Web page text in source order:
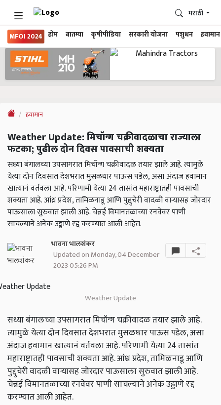
MFOI 2024 होम बातम्या कृषीपीडिया सरकारी योजना पशुधन हवामान
मराठी
हवामान
Weather Update: मिचॉन्ग चक्रीवादळाचा राज्याला
फटका; पुढील दोन दिवस पावसाची शक्यता
सध्या बंगालच्या उपसागरात मिचॉन्ग चक्रीवादळ तयार झाले आहे. त्यामुळे
येत्या दोन दिवसात देशभरात मुसळधार पाऊस पडेल, असा अंदाज हवामान
खात्यानं वर्तवला आहे. परिणामी येत्या 24 तासांत महाराष्ट्रातही पावसाची
शक्यता आहे. आंध्र प्रदेश, तामिळनाडू आणि पुद्दुचेरी वादळी वाऱ्यासह जोरदार
पाऊसाला सुरुवात झाली आहे. चेन्नई विमानतळाच्या रनवेवर पाणी
साचल्याने अनेक उड्डाणे रद्द करण्यात आली आहेत.
भावना भालशंकर
Updated on Monday, 04 December
2023 05:26 PM
Weather Update
सध्या बंगालच्या उपसागरात मिचॉन्ग चक्रीवादळ तयार झाले आहे.
त्यामुळे येत्या दोन दिवसात देशभरात मुसळधार पाऊस पडेल, असा
अंदाज हवामान खात्यानं वर्तवला आहे. परिणामी येत्या 24 तासांत
महाराष्ट्रातही पावसाची शक्यता आहे. आंध्र प्रदेश, तामिळनाडू आणि
पुद्दुचेरी वादळी वाऱ्यासह जोरदार पाऊसाला सुरुवात झाली आहे.
चेन्नई विमानतळाच्या रनवेवर पाणी साचल्याने अनेक उड्डाणे रद्द
करण्यात आली आहेत.